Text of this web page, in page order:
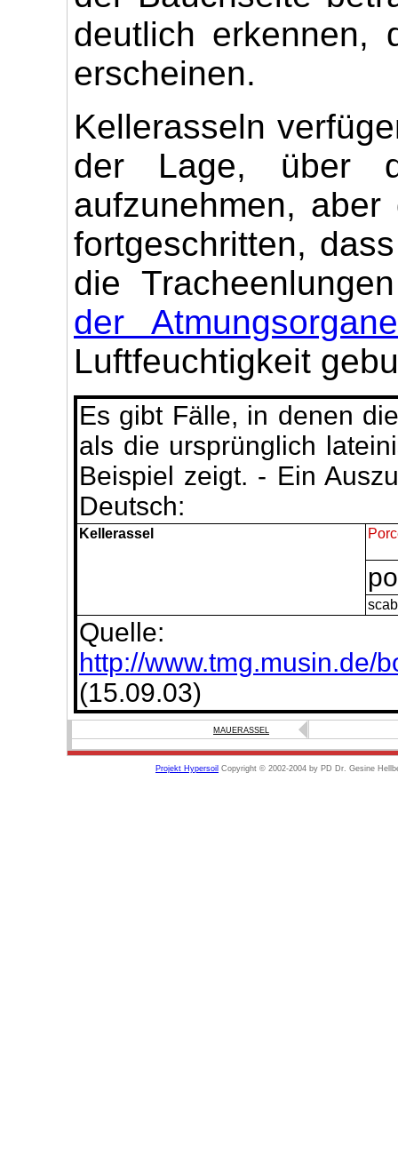
deutlich erkennen,
erscheinen.
Kellerasseln
der Lage, über
aufzunehmen,
fortgeschritten,
die
der Atmungsorgane
Luftfeuchtigkeit
Es gibt Fälle, in denen
als die ursprünglich
Beispiel zeigt. - Ein
Deutsch:
Kellerassel
Quelle:
http://www.tmg.musin.de/
(15.09.03)
MAUERASSEL
Projekt Hypersoil Copyright © 2002-2004 by PD Dr. Gesine